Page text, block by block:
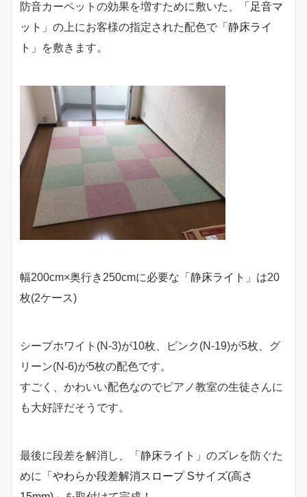
防音カーペットの効果を増すために敷いた、
「足音マ
ット」 の上にお客様の指定された配色で 「静床ライ
ト」
を敷きます。
幅200cm×奥行き250cmに必要な 「静床ライト」 は20
枚(2ケース)
シープホワイト(N-3)が10枚、ピンク(N-19)が5枚、グ
リーン(N-6)が5枚の配色です。
すごく、かわいい配色なのでピアノ教室の生徒さんに
も大好評だそうです。
最後に段差を解消し、 「静床ライト」 のズレを防ぐた
めに
「やわらか段差解消スロープ Sサイズ(高さ